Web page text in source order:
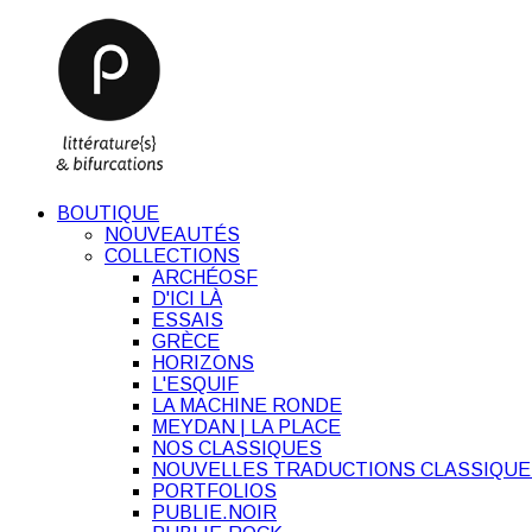
BOUTIQUE
NOUVEAUTÉS
COLLECTIONS
ARCHÉOSF
D'ICI LÀ
ESSAIS
GRÈCE
HORIZONS
L'ESQUIF
LA MACHINE RONDE
MEYDAN | LA PLACE
NOS CLASSIQUES
NOUVELLES TRADUCTIONS
PORTFOLIOS
PUBLIE.NOIR